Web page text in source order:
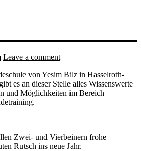
Leave a comment
von Yesim Bilz in Hasselroth-
es an dieser Stelle alles Wissenswerte
und Möglichkeiten im Bereich
Zwei- und Vierbeinern frohe
Rutsch ins neue Jahr.